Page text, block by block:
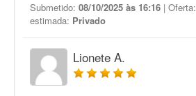
Submetido: 08/10/2025 às 16:16 | Oferta:
estimada: Privado
Lionete A.